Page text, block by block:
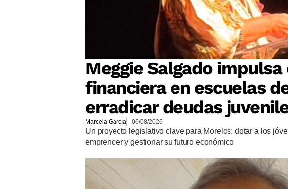
Meggie Salgado
financiera en escuelas
erradicar deudas
Marcela García 06/08/2026
Un proyecto legislativo clave para Morelos: dotar a los
emprender y gestionar su futuro económico